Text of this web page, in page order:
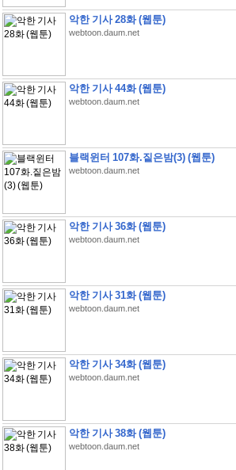
악한 기사 28화 (웹툰)
webtoon.daum.net
악한 기사 44화 (웹툰)
webtoon.daum.net
블랙윈터 107화.짙은밤(3) (웹툰)
webtoon.daum.net
악한 기사 36화 (웹툰)
webtoon.daum.net
악한 기사 31화 (웹툰)
webtoon.daum.net
악한 기사 34화 (웹툰)
webtoon.daum.net
악한 기사 38화 (웹툰)
webtoon.daum.net